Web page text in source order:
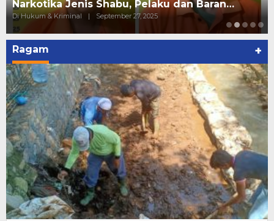
Narkotika Jenis Shabu, Pelaku dan Baran…
Di Hukum & Kriminal | September 27, 2025
Ragam +